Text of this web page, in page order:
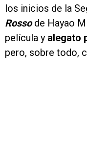
los inicios de la
Rosso de Hayao
película y alegato
pero, sobre todo,